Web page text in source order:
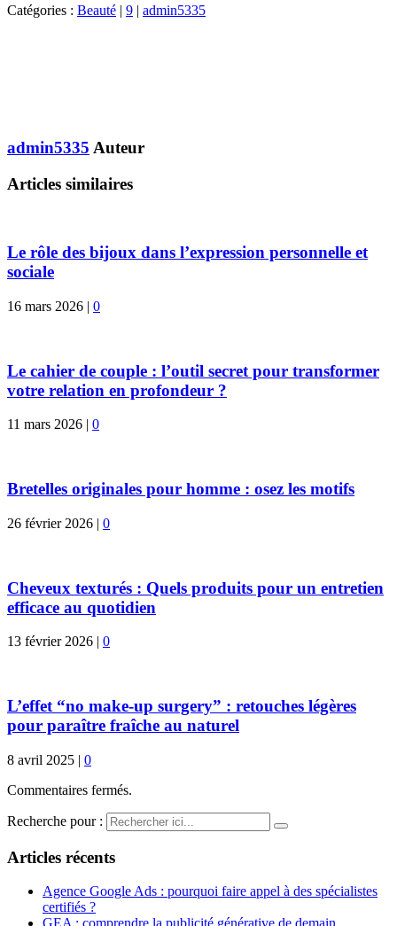
Catégories : Beauté | 9 | admin5335
admin5335 Auteur
Articles similaires
Le rôle des bijoux dans l’expression personnelle et
sociale
16 mars 2026 | 0
Le cahier de couple : l’outil secret pour transformer
votre relation en profondeur ?
11 mars 2026 0
Bretelles originales pour homme : osez les motifs
26 février 2026 | 0
Cheveux texturés : Quels produits pour un entretien
efficace au quotidien
13 février 2026 | 0
L’effet “no make-up surgery” : retouches légères
pour paraître fraîche au naturel
8 avril 2025 | 0
Commentaires fermés.
Recherche pour :
Articles récents
Agence Google Ads : pourquoi faire appel à des spécialistes
certifiés ?